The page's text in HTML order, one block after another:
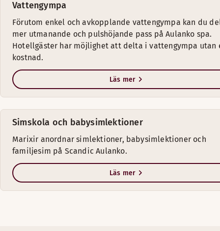
Vattengympa
Förutom enkel och avkopplande vattengympa kan du
mer utmanande och pulshöjande pass på Aulanko spa.
Hotellgäster har möjlighet att delta i vattengympa utan
kostnad.
Läs mer
Simskola och babysimlektioner
Marixir anordnar simlektioner, babysimlektioner och
familjesim på Scandic Aulanko.
Läs mer